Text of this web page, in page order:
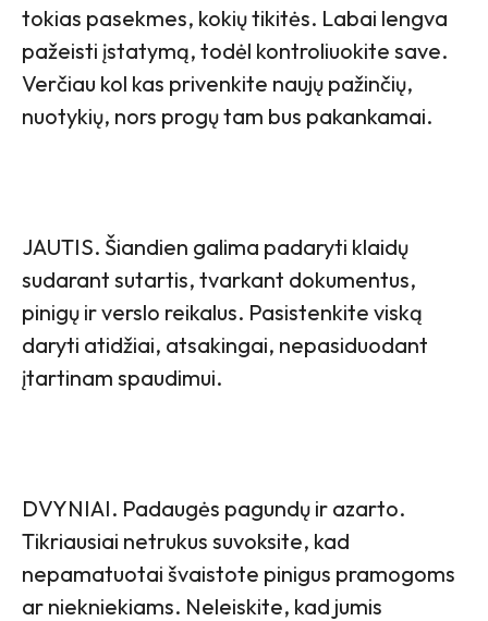
tokias pasekmes, kokių tikitės. Labai lengva
pažeisti įstatymą, todėl kontroliuokite save.
Verčiau kol kas privenkite naujų pažinčių,
nuotykių, nors progų tam bus pakankamai.
JAUTIS. Šiandien galima padaryti klaidų
sudarant sutartis, tvarkant dokumentus,
pinigų ir verslo reikalus. Pasistenkite viską
daryti atidžiai, atsakingai, nepasiduodant
įtartinam spaudimui.
DVYNIAI. Padaugės pagundų ir azarto.
Tikriausiai netrukus suvoksite, kad
nepamatuotai švaistote pinigus pramogoms
ar niekniekiams. Neleiskite, kad jumis